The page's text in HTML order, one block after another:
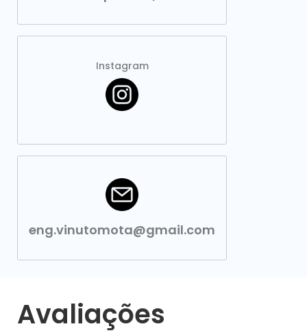
Instagram
eng.vinutomota@gmail.com
Avaliações